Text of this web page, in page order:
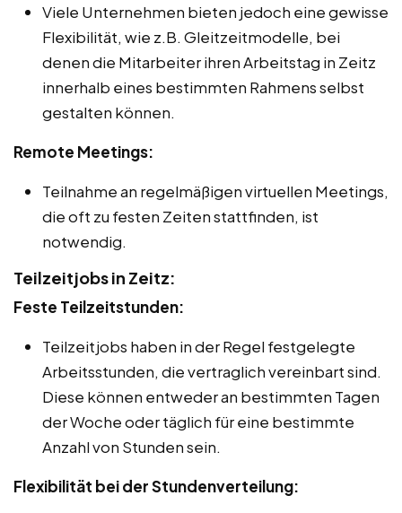
Viele Unternehmen bieten jedoch eine gewisse
Flexibilität, wie z.B. Gleitzeitmodelle, bei
denen die Mitarbeiter ihren Arbeitstag in Zeitz
innerhalb eines bestimmten Rahmens selbst
gestalten können.
Remote Meetings:
Teilnahme an regelmäßigen virtuellen Meetings,
die oft zu festen Zeiten stattfinden, ist
notwendig.
Teilzeitjobs in Zeitz:
Feste Teilzeitstunden:
Teilzeitjobs haben in der Regel festgelegte
Arbeitsstunden, die vertraglich vereinbart sind.
Diese können entweder an bestimmten Tagen
der Woche oder täglich für eine bestimmte
Anzahl von Stunden sein.
Flexibilität bei der Stundenverteilung: